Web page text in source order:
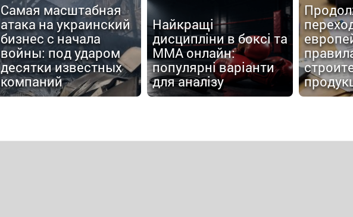
Самая масштабная
атака на украинский
бизнес с начала
войны: под ударом
десятки известных
компаний
Найкращі
дисципліни в боксі та
MMA онлайн:
популярні варіанти
для аналізу